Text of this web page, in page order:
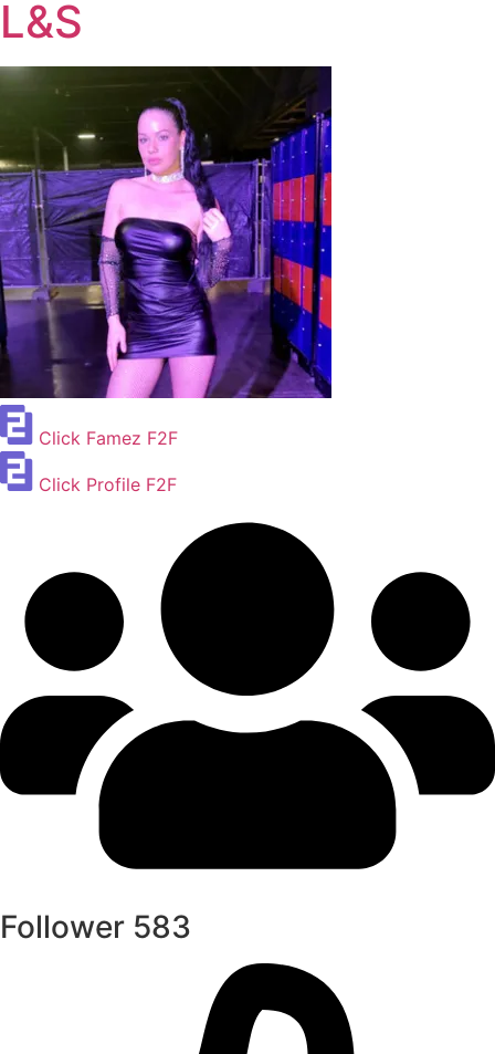
L&S
Click Famez F2F
Click Profile F2F
Follower 583